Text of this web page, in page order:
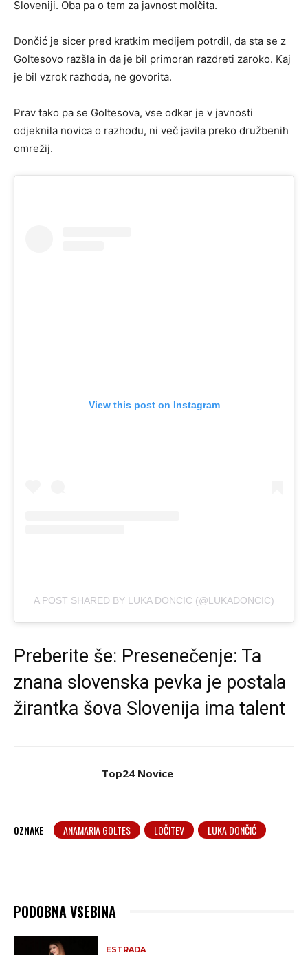
Sloveniji. Oba pa o tem za javnost molčita.
Dončić je sicer pred kratkim medijem potrdil, da sta se z
Goltesovo razšla in da je bil primoran razdreti zaroko. Kaj
je bil vzrok razhoda, ne govorita.
Prav tako pa se Goltesova, vse odkar je v javnosti
odjeknila novica o razhodu, ni več javila preko družbenih
omrežij.
View this post on Instagram
A POST SHARED BY LUKA DONCIC (@LUKADONCIC)
Preberite še: Presenečenje: Ta
znana slovenska pevka je postala
žirantka šova Slovenija ima talent
Top24 Novice
OZNAKE ANAMARIA GOLTES LOČITEV LUKA DONČIĆ
PODOBNA VSEBINA
ESTRADA